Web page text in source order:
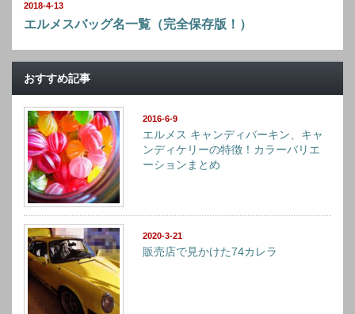
2018-4-13
エルメスバッグ名一覧（完全保存版！）
おすすめ記事
2016-6-9
エルメス キャンディバーキン、キャ
ンディケリーの特徴！カラーバリエ
ーションまとめ
2020-3-21
販売店で見かけた74カレラ